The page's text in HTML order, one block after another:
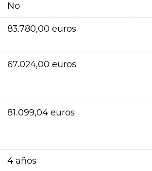
No
83.780,00 euros
67.024,00 euros
81.099,04 euros
4 años